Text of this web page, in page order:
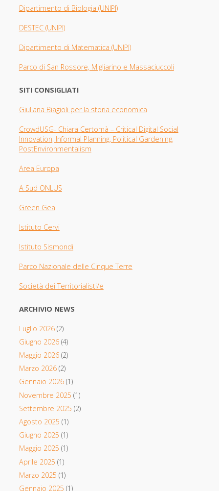
Dipartimento di Biologia (UNIPI)
DESTEC (UNIPI)
Dipartimento di Matematica (UNIPI)
Parco di San Rossore, Migliarino e Massaciuccoli
SITI CONSIGLIATI
Giuliana Biagioli per la storia economica
CrowdUSG- Chiara Certomà – Critical Digital Social
Innovation, Informal Planning, Political Gardening,
PostEnvironmentalism
Area Europa
A Sud ONLUS
Green Gea
Istituto Cervi
Istituto Sismondi
Parco Nazionale delle Cinque Terre
Società dei Territorialisti/e
ARCHIVIO NEWS
Luglio 2026(2)
Giugno 2026(4)
Maggio 2026(2)
Marzo 2026(2)
Gennaio 2026(1)
Novembre 2025 (1)
Settembre 2025 (2)
Agosto 2025 (1)
Giugno 2025 (1)
Maggio 2025 (1)
Aprile 2025 (1)
Marzo 2025 (1)
Gennaio 2025 (1)